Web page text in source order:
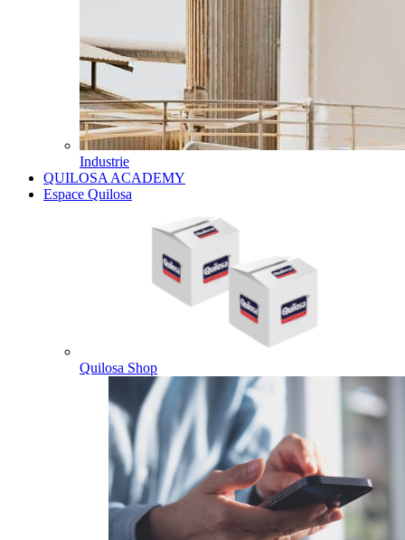
Industrie
QUILOSA ACADEMY
Espace Quilosa
Quilosa Shop